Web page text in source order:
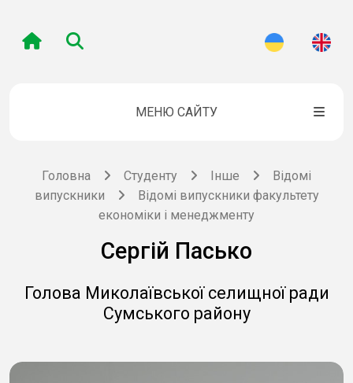
МЕНЮ САЙТУ
Головна Студенту Інше
Відомі
випускники
Відомі випускники факультету
економіки і менеджменту
Сергій Пасько
Голова Миколаївської селищної ради
Сумського району